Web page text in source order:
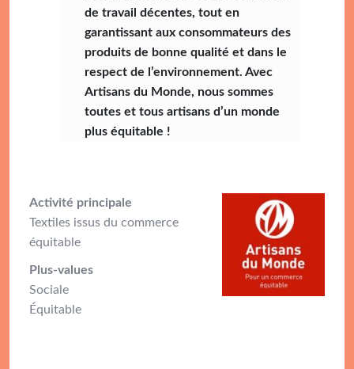
de travail décentes, tout en
garantissant aux consommateurs des
produits de bonne qualité et dans le
respect de l’environnement. Avec
Artisans du Monde, nous sommes
toutes et tous artisans d’un monde
plus équitable !
Activité principale
Textiles issus du commerce
équitable
Plus-values
Sociale
Équitable